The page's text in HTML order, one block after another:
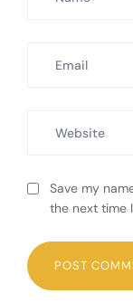
Save my
the next time
POST